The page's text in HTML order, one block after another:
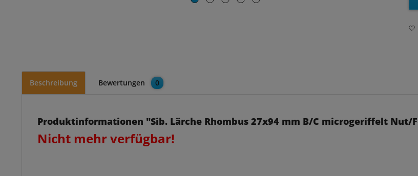
Beschreibung Bewertungen 0
Produktinformationen "Sib. Lärche Rhombus 27x94 mm B/C microgeriffelt Nut/
Nicht mehr verfügbar!